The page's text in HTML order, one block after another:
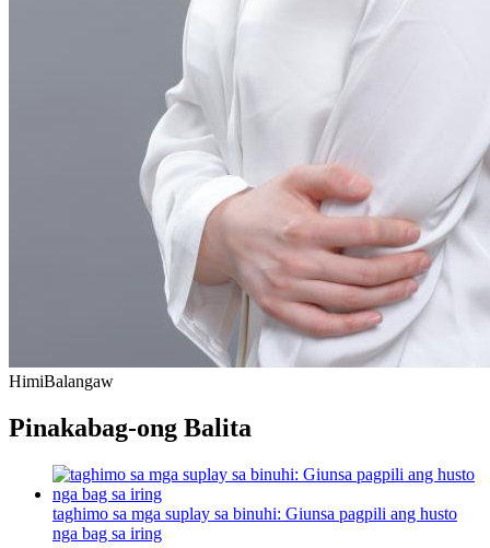
HimiBalangaw
Pinakabag-ong Balita
taghimo sa mga suplay sa binuhi: Giunsa pagpili ang husto
nga bag sa iring